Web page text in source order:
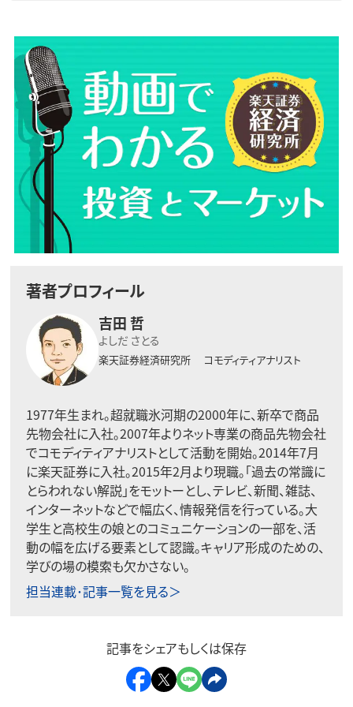
著者プロフィール
吉田 哲
よしだ さとる
楽天証券経済研究所 コモディティアナリスト
1977年生まれ。超就職氷河期の2000年に、新卒で商品
先物会社に入社。2007年よりネット専業の商品先物会社
でコモディティアナリストとして活動を開始。2014年7月
に楽天証券に入社。2015年2月より現職。「過去の常識に
とらわれない解説」をモットーとし、テレビ、新聞、雑誌、
インターネットなどで幅広く、情報発信を行っている。大
学生と高校生の娘とのコミュニケーションの一部を、活
動の幅を広げる要素として認識。キャリア形成のための、
学びの場の模索も欠かさない。
担当連載･記事一覧を見る＞
記事をシェアもしくは保存